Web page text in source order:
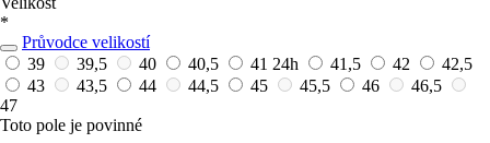
*
Průvodce velikostí
39
39,5 40 40,5 41 24h 41,5 42
42,5
43
43,5 44 44,5 45 45,5 46
46,5
47
Toto pole je povinné